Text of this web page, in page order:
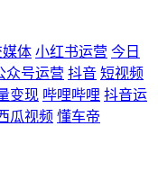
体 小红书运营 今日
众号运营 抖音 短视频
变现 哔哩哔哩 抖音运
瓜视频 懂车帝